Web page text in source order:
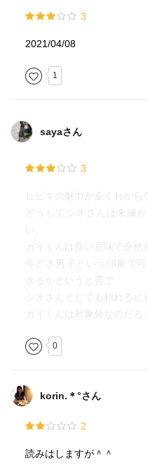
3
2021/04/08
1
sayaさん
3
ヒビキの魅力が全くわから
どうしてシオさんは未練
い。
ガイくんは良い意味で全然
今どき男子という印象で
きるかというと否で
シオさんとしても頼れるヒ
ガイくんは対象外なのだろ
0
korin.＊°さん
2
読みはしますが＾＾